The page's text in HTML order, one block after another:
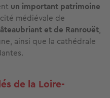
un important patrimoine
médiévale de
et de Ranrouët,
ainsi que la cathédrale
de la Loire-